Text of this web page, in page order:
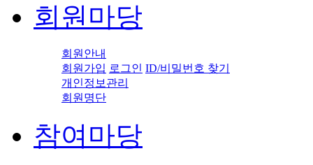
회원마당
회원안내
회원가입 로그인 ID/비밀번호 찾기
개인정보관리
회원명단
참여마당